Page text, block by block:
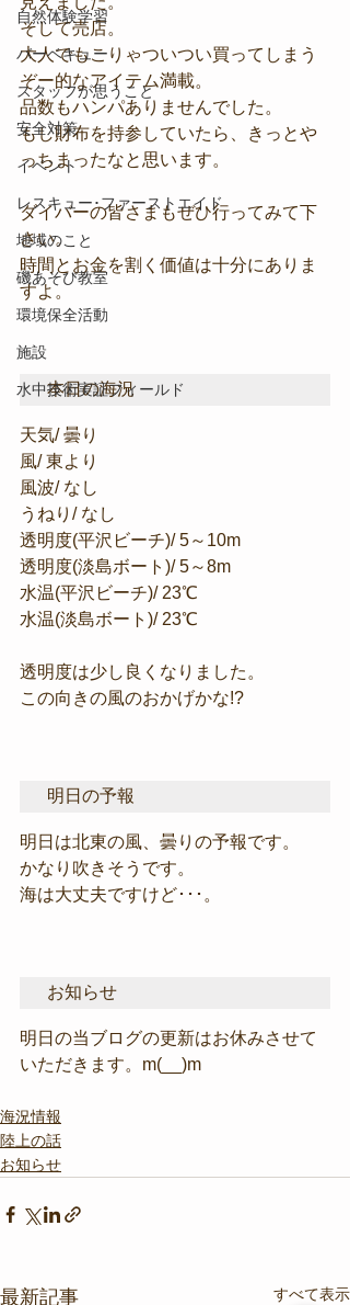
自然体験学習
バーベキュー
スタッフが思うこと
安全対策
イベント
レスキュー･ファーストエイド
地域のこと
磯あそび教室
環境保全活動
施設
水中技術実証フィールド
そして売店。
大人でもこりゃついつい買ってしまう
ぞー的なアイテム満載。
品数もハンパありませんでした。
もし財布を持参していたら、きっとや
っちまったなと思います。
ダイバーの皆さまもぜひ行ってみて下
さい。
時間とお金を割く価値は十分にありま
すよ。
本日の海況
天気/ 曇り
風/ 東より
風波/ なし
うねり/ なし
透明度(平沢ビーチ)/ 5～10m
透明度(淡島ボート)/ 5～8m
水温(平沢ビーチ)/ 23℃
水温(淡島ボート)/ 23℃
透明度は少し良くなりました。
この向きの風のおかげかな!?
明日の予報
明日は北東の風、曇りの予報です。
かなり吹きそうです。
海は大丈夫ですけど･･･。
お知らせ
明日の当ブログの更新はお休みさせて
いただきます。m(__)m
海況情報
陸上の話
お知らせ
最新記事 すべて表示